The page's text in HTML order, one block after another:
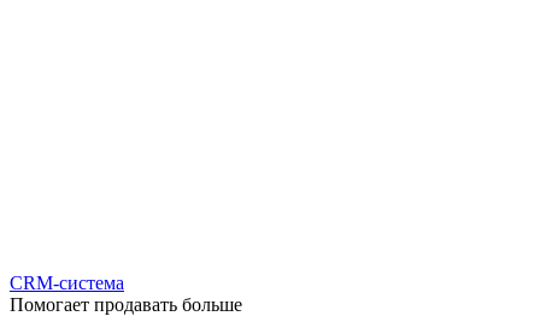
CRM-система
Помогает продавать больше